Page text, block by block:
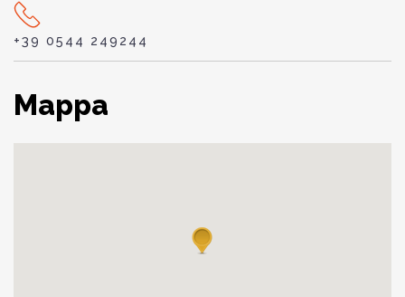
+39 0544 249244
Mappa